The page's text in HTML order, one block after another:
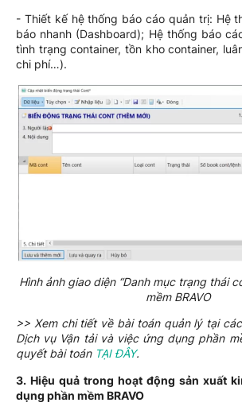
- Thiết kế hệ thống báo cáo quản trị: Hệ
báo nhanh (Dashboard); Hệ thống báo
tình trạng container, tồn kho container,
chi phí…).
Hình ảnh giao diện “Danh mục trạng thái
mềm BRAVO
>> Xem chi tiết về bài toán quản lý tại
Dịch vụ Vận tải và việc ứng dụng phần
quyết bài toán TẠI ĐÂY.
3. Hiệu quả trong hoạt động sản xuất
dụng phần mềm BRAVO